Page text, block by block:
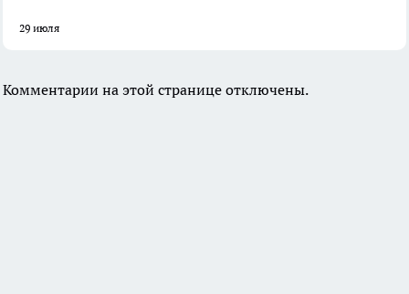
29 июля
Комментарии на этой странице отключены.